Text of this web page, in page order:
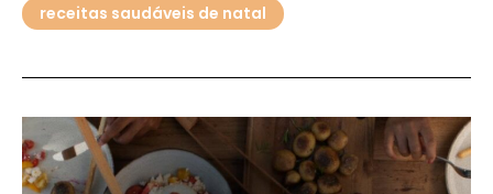
receitas saudáveis de natal